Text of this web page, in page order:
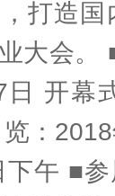
打造
大会。
开幕
：
午 ■